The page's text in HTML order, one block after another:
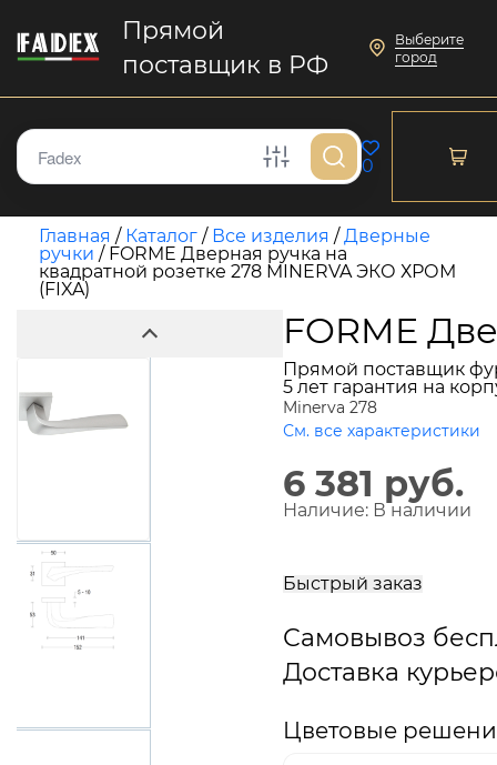
Прямой
поставщик в РФ
Выберите
город
0
Главная / Каталог / Все изделия /Дверные
ручки / FORME Дверная ручка на
квадратной розетке 278 MINERVA ЭКО ХРОМ
(FIXA)
FORME
Прямой поставщик
5 лет гарантия на
Minerva 278
См. все характеристики
6 381 руб.
Наличие: В наличии
Быстрый заказ
Самовывоз
Доставка
Цветовые